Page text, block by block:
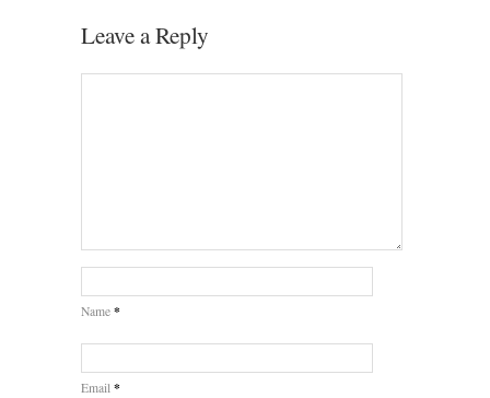
Leave a Reply
Name *
Email *